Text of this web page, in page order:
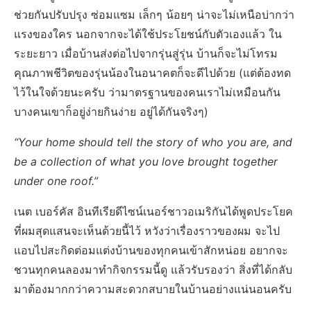
ช่วยกันปรับปรุง ซ่อมแซม เล็กๆ น้อยๆ น่าจะไม่เหนือบ่ากว่า
แรงของใคร นอกจากจะได้ใช้ประโยชน์กับตัวเองแล้ว ใน
ระยะยาว เมื่อบ้านส่งต่อไปจากรุ่นสู่รุ่น บ้านก็จะไม่โทรม
คุณภาพชีวิตของรุ่นน้องในอนาคตก็จะดีไปด้วย (แต่ต้องทด
ไว้ในใจด้วยนะครับ ว่ามาตรฐานของคนเราไม่เหมือนกัน
บางคนเขาก็อยู่ง่ายกินง่าย อยู่ได้กันจริงๆ)
“Your home should tell the story of who you are, and
be a collection of what you love brought together
under one roof.”
เนต เบอร์คัส อินทีเรียดีไซน์เนอร์ชาวอเมริกันได้พูดประโยค
ที่ผมสุดแสนจะเห็นด้วยนี้ไว้ หวังว่าเรื่องราวของผม จะไป
แอบไปสะกิดต่อมแต่งบ้านของทุกคนเข้าสักหน่อย อยากจะ
ชวนทุกคนลองมาทำกิจกรรมนี้ดู แล้วรับรองว่า สิ่งที่ได้กลับ
มาต้องมากกว่าความสะดวกสบายในบ้านอย่างแน่นอนครับ